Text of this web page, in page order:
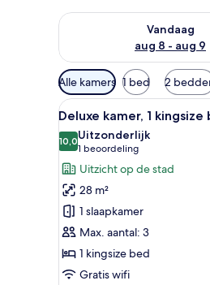
Vandaag
aug 8 - aug 9
De beschikbaarheid
Beschikbare
filters
voor
kamers
Alle kamers 1 bed 2
Alle
foto's
voor
Deluxe
kamer,
1
kingsize
bed
(View)
laden
6
Deluxe kamer, 1
10,010,0 van 10
Uitzonderlijk
1 beoordeling
(1
beoordeling)
Uitzicht op de stad
28 m²
1 slaapkamer
Max. aantal: 3
1 kingsize bed
Gratis wifi